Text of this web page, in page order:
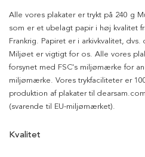
Alle vores plakater er trykt på 240 g
som er et ubelagt papir i høj kvalitet
Frankrig. Papiret er i arkivkvalitet,
Miljøet er vigtigt for os. Alle vores
forsynet med FSC's miljømærke for
miljømærke. Vores trykfaciliteter er
produktion af plakater til
(svarende til EU-miljømærket).
Kvalitet